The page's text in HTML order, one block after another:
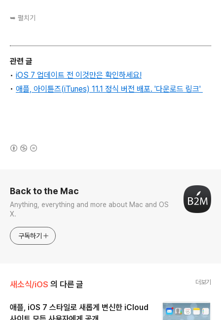
➥ 펼치기
관련 글
• iOS 7 업데이트 전 이것만은 확인하세요!
• 애플, 아이튠즈(iTunes) 11.1 정식 버전 배포. '다운로드 링크'
Back to the Mac
Anything, everything and more about Mac and OS
X.
구독하기
새소식/iOS 의 다른 글 더보기
애플, iOS 7 스타일로 새롭게 변신한 iCloud